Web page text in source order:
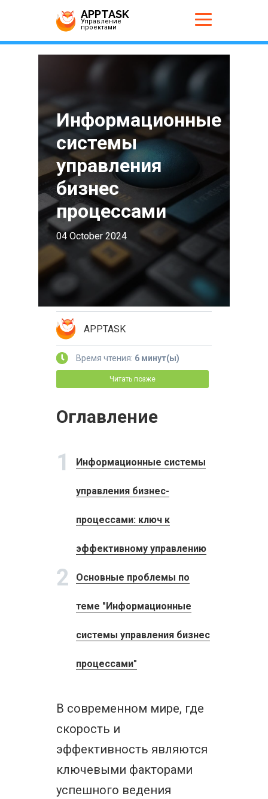
APPTASK
Управление
проектами
Информационные
системы
управления
бизнес
процессами
04 October 2024
APPTASK
Время чтения: 6 минут(ы)
Читать позже
Оглавление
1 Информационные системы
управления бизнес-
процессами: ключ к
эффективному управлению
2 Основные проблемы по
теме "Информационные
системы управления бизнес
процессами"
В современном мире, где
скорость и
эффективность являются
ключевыми факторами
успешного ведения